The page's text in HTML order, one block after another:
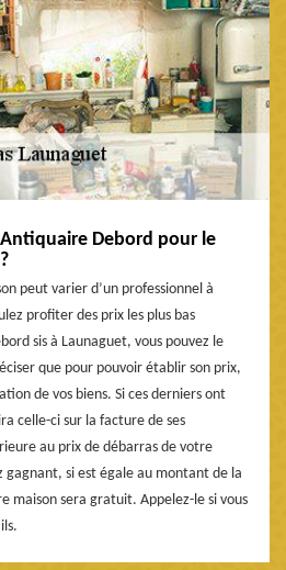
Debord pour le
peut varier d’un professionnel à
profiter des prix les plus bas
sis à Launaguet, vous pouvez le
que pour pouvoir établir son prix,
de vos biens. Si ces derniers ont
celle-ci sur la facture de ses
au prix de débarras de votre
gagnant, si est égale au montant de la
maison sera gratuit. Appelez-le si vous